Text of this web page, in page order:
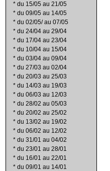
* du 15/05 au 21/05
* du 09/05 au 14/05
* du 02/05/ au 07/05
* du 24/04 au 29/04
* du 17/04 au 23/04
* du 10/04 au 15/04
* du 03/04 au 09/04
* du 27/03 au 02/04
* du 20/03 au 25/03
* du 14/03 au 19/03
* du 06/03 au 12/03
* du 28/02 au 05/03
* du 20/02 au 25/02
* du 13/02 au 19/02
* du 06/02 au 12/02
* du 31/01 au 04/02
* du 23/01 au 28/01
* du 16/01 au 22/01
* du 09/01 au 14/01